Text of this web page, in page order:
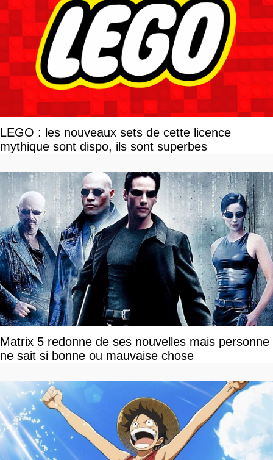
LEGO : les nouveaux sets de cette licence
mythique sont dispo, ils sont superbes
Matrix 5 redonne de ses nouvelles mais personne
ne sait si bonne ou mauvaise chose